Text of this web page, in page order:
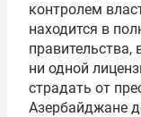
контролем
находится в
ни одной
страдать от
Азербайджане